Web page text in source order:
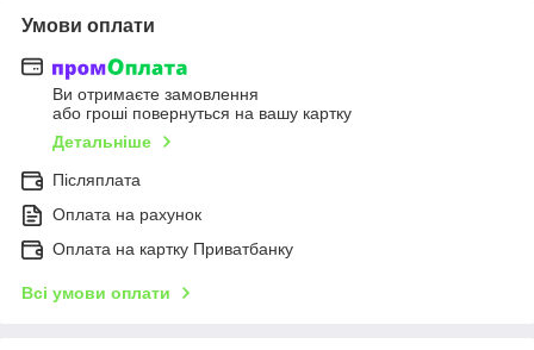
Умови оплати
Ви отримаєте замовлення
або гроші повернуться на вашу картку
Детальніше
Післяплата
Оплата на рахунок
Оплата на картку Приватбанку
Всі умови оплати